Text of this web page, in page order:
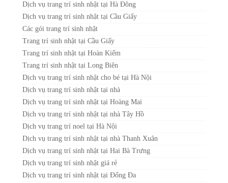
Dịch vụ trang trí sinh nhật tại Hà Đông
Dịch vụ trang trí sinh nhật tại Cầu Giấy
Các gói trang trí sinh nhật
Trang trí sinh nhật tại Cầu Giấy
Trang trí sinh nhật tại Hoàn Kiếm
Trang trí sinh nhật tại Long Biên
Dịch vụ trang trí sinh nhật cho bé tại Hà Nội
Dịch vụ trang trí sinh nhật tại nhà
Dịch vụ trang trí sinh nhật tại Hoàng Mai
Dịch vụ trang trí sinh nhật tại nhà Tây Hồ
Dịch vụ trang trí noel tại Hà Nội
Dịch vụ trang trí sinh nhật tại nhà Thanh Xuân
Dịch vụ trang trí sinh nhật tại Hai Bà Trưng
Dịch vụ trang trí sinh nhật giá rẻ
Dịch vụ trang trí sinh nhật tại Đống Đa